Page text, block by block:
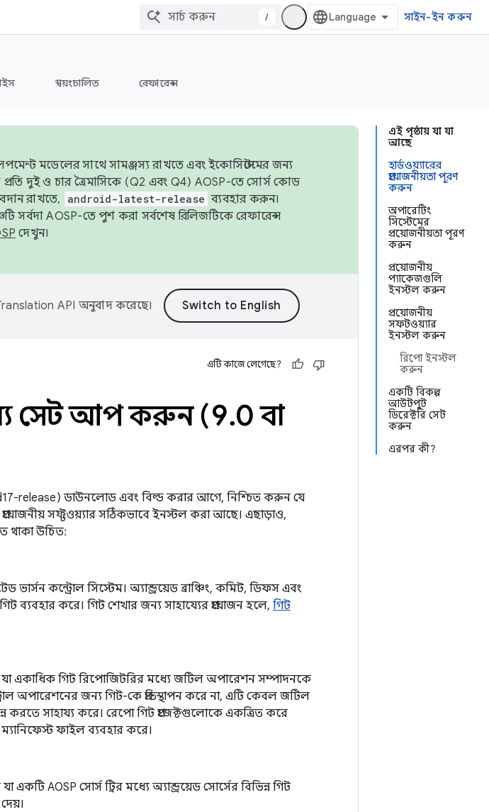
/ সাইন-ইন করুন
স্বয়ংচালিত রেফারেন্স
এই পৃষ্ঠায় যা যা
আছে
হার্ডওয়্যারের
প্রয়োজনীয়তা পূরণ
করুন
অপারেটিং
সিস্টেমের
প্রয়োজনীয়তা পূরণ
করুন
প্রয়োজনীয়
প্যাকেজগুলি
ইনস্টল করুন
প্রয়োজনীয়
সফটওয়্যার
ইনস্টল করুন
রিপো ইনস্টল
করুন
একটি বিকল্প
আউটপুট
ডিরেক্টরি সেট
করুন
এরপর কী?
মডেলের সাথে সামঞ্জস্য রাখতে এবং ইকোসিস্টেমের জন্য
প্রতি দুই ও চার ত্রৈমাসিকে (Q2 এবং Q4) AOSP-তে সোর্স কোড
রাখতে,
android-latest-release ব্যবহার করুন।
সর্বদা AOSP-তে পুশ করা সর্বশেষ রিলিজটিকে রেফারেন্স
দেখুন।
API অনুবাদ করেছে।
এটি কাজে লেগেছে?
সেট আপ করুন (9.0 বা
release) ডাউনলোড এবং বিল্ড করার আগে, নিশ্চিত করুন যে
সফ্টওয়্যার সঠিকভাবে ইনস্টল করা আছে। এছাড়াও,
থাকা উচিত:
ভার্সন কন্ট্রোল সিস্টেম। অ্যান্ড্রয়েড ব্রাঞ্চিং, কমিট, ডিফস এবং
করে। গিট শেখার জন্য সাহায্যের প্রয়োজন হলে, গিট
একাধিক গিট রিপোজিটরির মধ্যে জটিল অপারেশন সম্পাদনকে
অপারেশনের জন্য গিট-কে প্রতিস্থাপন করে না, এটি কেবল জটিল
সাহায্য করে। রেপো গিট প্রজেক্টগুলোকে একত্রিত করে
ম্যানিফেস্ট ফাইল ব্যবহার করে।
AOSP সোর্স ট্রির মধ্যে অ্যান্ড্রয়েড সোর্সের বিভিন্ন গিট